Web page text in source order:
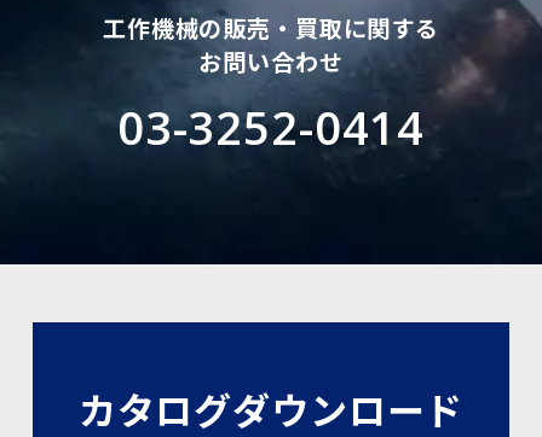
工作機械の販売・買取に関する
お問い合わせ
03-3252-0414
カタログダウンロード